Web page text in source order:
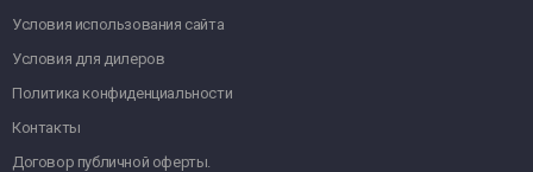
Условия использования сайта
Условия для дилеров
Политика конфиденциальности
Контакты
Договор публичной оферты.